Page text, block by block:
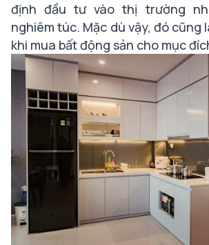
định đầu tư vào thị trường
nghiêm túc. Mặc dù vậy, đó cũng
khi mua bất động sản cho mục